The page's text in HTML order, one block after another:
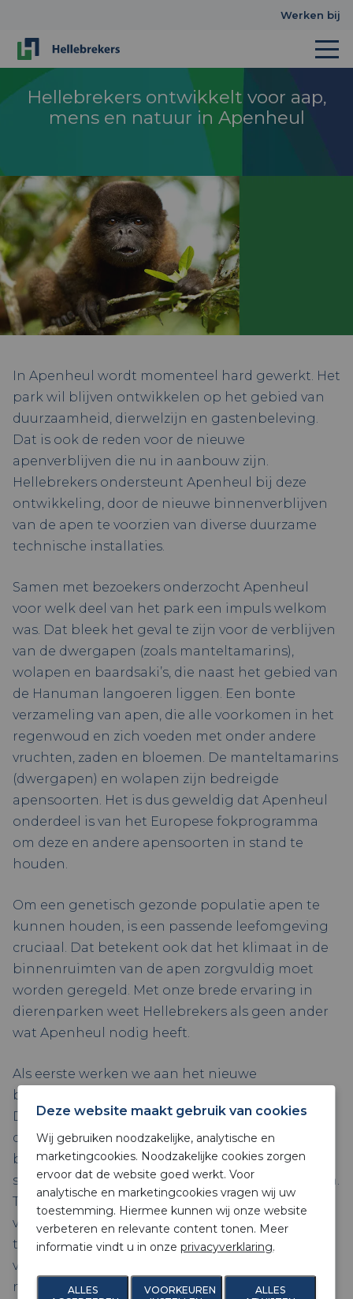
Werken bij
Hellebrekers ontwikkelt voor aap,
mens en natuur in Apenheul
In Apenheul wordt momenteel hard gewerkt. Het
park wil blijven ontwikkelen op het gebied van
duurzaamheid, dierwelzijn en gastenbeleving.
Dat is ook de reden voor de nieuwe
apenverblijven die nu in aanbouw zijn.
Hellebrekers ondersteunt Apenheul bij deze
ontwikkeling, door de nieuwe binnenverblijven
van de apen te voorzien van diverse duurzame
technische installaties.
Samen met bezoekers onderzocht Apenheul
voor welk deel van het park een impuls welkom
was. Dat bleek het geval te zijn voor de verblijven
van de dwergapen (zoals manteltamarins),
wolapen en baardsaki’s, die naast het gebied van
de Hanuman langoeren liggen. Een bonte
verzameling van apen, die alle voorkomen in het
regenwoud en zich voeden met onder andere
vruchten, zaden en bloemen. De manteltamarins
(dwergapen) en wolapen zijn bedreigde
apensoorten. Het is dus geweldig dat Apenheul
onderdeel is van het Europese fokprogramma
om deze en andere apensoorten in stand te
houden.
Om een genetisch gezonde populatie apen te
kunnen houden, is een passende leefomgeving
cruciaal. Dat betekent ook dat het klimaat in de
binnenruimten van de apen zorgvuldig moet
worden geregeld. Met onze brede ervaring in
dierenparken weet Hellebrekers als geen ander
wat Apenheul nodig heeft.
Als eerste werken we aan het nieuwe
binnenverblijf van de wolapen en de baardsaki’s.
Daarna volgt de bouw van het
dwergapenverblijf. Nieuw hieraan is dat
bezoekers van Apenheul de dwergapen – bij
slechter weer – ook binnen kunnen bewonderen.
Tot slot zal Hellebrekers ook het bestaande
verblijf van de Hanuman langoeren een
technische upgrade geven. We mogen de
volledige werktuigkundige installaties voor de
nieuwe apenverblijven ontwerpen en realiseren,
Deze website maakt gebruik van cookies
Wij gebruiken noodzakelijke, analytische en
marketingcookies. Noodzakelijke cookies zorgen
ervoor dat de website goed werkt. Voor
analytische en marketingcookies vragen wij uw
toestemming. Hiermee kunnen wij onze website
verbeteren en relevante content tonen. Meer
informatie vindt u in onzeprivacyverklaring.
ALLES
VOORKEUREN
ALLES